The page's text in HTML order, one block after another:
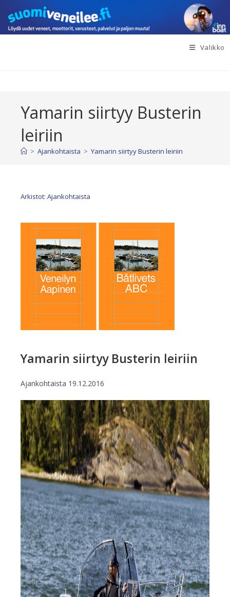
suoraan
sisältöön
Valikko
Yamarin siirtyy Busterin
leiriin
> Ajankohtaista > Yamarin siirtyy Busterin leiriin
Arkistot: Ajankohtaista
Yamarin siirtyy Busterin leiriin
Ajankohtaista 19.12.2016